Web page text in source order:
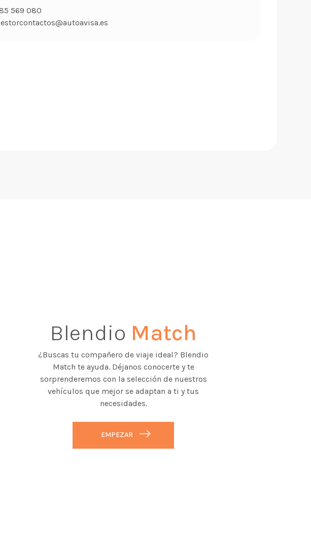
569 080
Blendio Match
¿Buscas tu compañero de viaje ideal? Blendio
Match te ayuda. Déjanos conocerte y te
sorprenderemos con la selección de nuestros
vehículos que mejor se adaptan a ti y tus
necesidades.
EMPEZAR